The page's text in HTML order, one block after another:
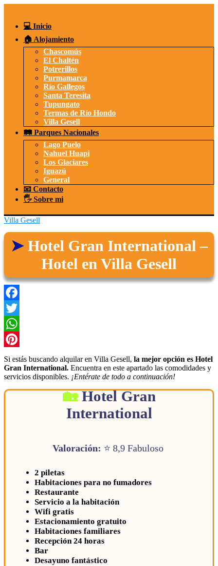
contenido💻 Inicio
🏠 Alojamiento
Chascomús
El Chaltén
Potrerillos
Purmamarca
Río Gallegos
Santa Teresita
Tupungato
Termas de Río Hondo
Villa Gesell
🛤️ Parques Nacionales
Lago Puelo
Nahuel Huapi
Los Glaciares
Iguazú
General
📧 Contacto
🖐️ Sobre mi
Villa Gesell
Hotel Gran International –
Hotel en Villa Gesell
Facebook
Twitter
WhatsApp
Pinterest
Si estás buscando alquilar en Villa Gesell, la mejor opción es Hotel
Gran International. Encuentra en este apartado las comodidades y
servicios disponibles. ¡Entérate de todo a continuación!
Hotel Gran
International
Valoración: ⭐ 8,9 Fabuloso
2 piletas
Habitaciones para no fumadores
Restaurante
Servicio a la habitación
Wifi gratis
Estacionamiento gratuito
Habitaciones familiares
Recepción 24 horas
Bar
Desayuno fantástico